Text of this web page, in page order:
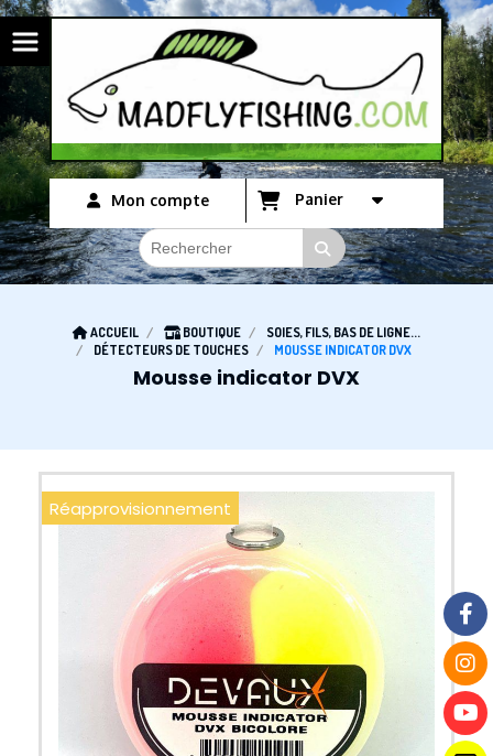
Mon compte Panier
ACCUEIL BOUTIQUE
SOIES, FILS, BAS DE LIGNE...
DÉTECTEURS DE TOUCHES
MOUSSE INDICATOR DVX
Mousse indicator DVX
Réapprovisionnement
Panneau de gestion des cookies